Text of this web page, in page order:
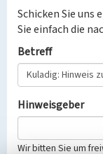
Schicken Sie uns
Sie einfach die
Betreff
Hinweisgeber
Wir bitten Sie um